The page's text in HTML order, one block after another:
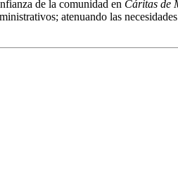
de la comunidad en Cáritas de
atenuando las